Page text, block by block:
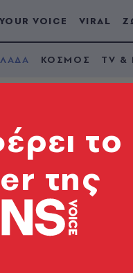
YOUR VOICE VIRAL
ΚΟΣΜΟΣ TV &
το
της